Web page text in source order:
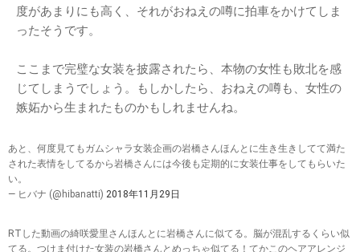
度があまりにも高く、それがおねえの噂に拍車をかけてしま
ったそうです。
ここまで完璧な女装を披露されたら、本物の女性も敗北を感
じてしまうでしょう。もしかしたら、おねえの噂も、女性の
嫉妬から生まれたものかもしれませんね。
あと、何度見てもガムシャラ女装企画の岩橋さんほんとに生き生きしてて満た
された表情をしてるから岩橋さんには今後も定期的に女装仕事をしてもらいた
い。
— ヒバナ (@hibanatti) 2018年11月29日
RTした動画の綺咲愛里さんほんとに岩橋さんに似てる。脳が混乱するくらい似
てる。つけま付けた女装の岩橋さんとめっちゃ似てる！てかこのヘアアレンジ